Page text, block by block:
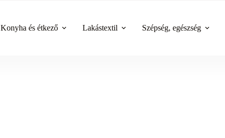
Konyha és étkező Lakástextil Szépség, egészség